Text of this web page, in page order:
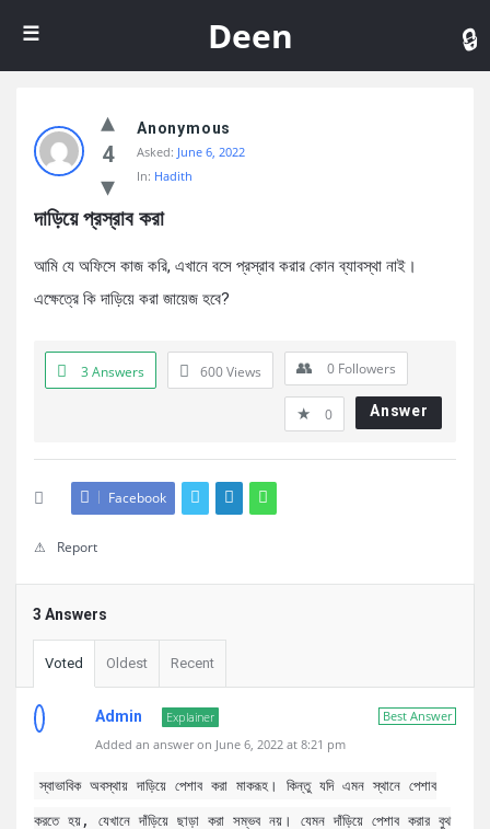
Deen
4
Anonymous
Asked: June 6, 2022
In: Hadith
দাড়িয়ে প্রস্রাব করা
আমি যে অফিসে কাজ করি, এখানে বসে প্রস্রাব করার কোন ব্যাবস্থা নাই।
এক্ষেত্রে কি দাড়িয়ে করা জায়েজ হবে?
3 Answers 600Views 0 Followers
0 Answer
Facebook
Report
3 Answers
Voted Oldest Recent
Best Answer
Admin
Explainer
Added an answer on June 6, 2022 at 8:21 pm
স্বাভাবিক অবস্থায় দাড়িয়ে পেশাব করা মাকরূহ। কিন্তু যদি এমন স্থানে পেশাব
করতে হয়, যেখানে দাঁড়িয়ে ছাড়া করা সম্ভব নয়। যেমন দাঁড়িয়ে পেশাব করার বুথ